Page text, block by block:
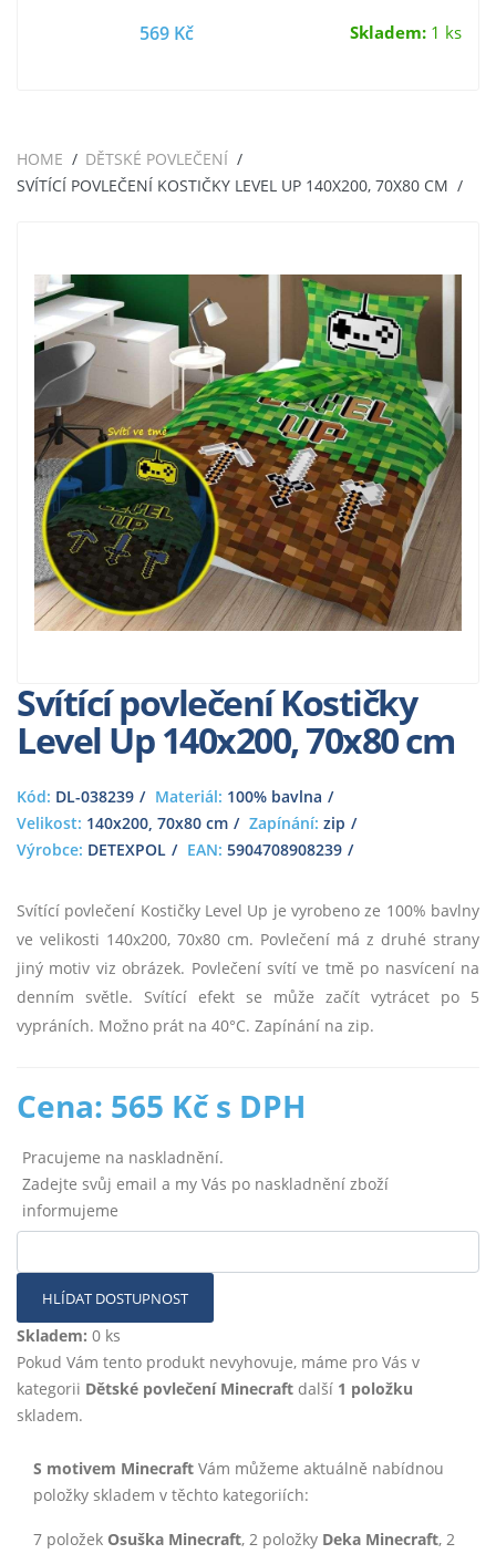
569 Kč Skladem: 1 ks
HOME
DĚTSKÉ POVLEČENÍ
SVÍTÍCÍ POVLEČENÍ KOSTIČKY LEVEL UP 140X200, 70X80 CM
Svítící povlečení Kostičky
Level Up 140x200, 70x80 cm
Kód: DL-038239 Materiál: 100% bavlna
Velikost: 140x200, 70x80 cm Zapínání: zip
Výrobce: DETEXPOL EAN: 5904708908239
Svítící povlečení Kostičky Level Up je vyrobeno ze 100% bavlny
ve velikosti 140x200, 70x80 cm. Povlečení má z druhé strany
jiný motiv viz obrázek. Povlečení svítí ve tmě po nasvícení na
denním světle. Svítící efekt se může začít vytrácet po 5
vypráních. Možno prát na 40°C. Zapínání na zip.
Cena: 565 Kč s DPH
Pracujeme na naskladnění.
Zadejte svůj email a my Vás po naskladnění zboží
informujeme
HLÍDAT DOSTUPNOST
Skladem: 0 ks
Pokud Vám tento produkt nevyhovuje, máme pro Vás v
kategorii Dětské povlečení Minecraft další 1 položku
skladem.
S motivem Minecraft Vám můžeme aktuálně nabídnou
položky skladem v těchto kategoriích:
7 položek Osuška Minecraft, 2 položky Deka Minecraft, 2